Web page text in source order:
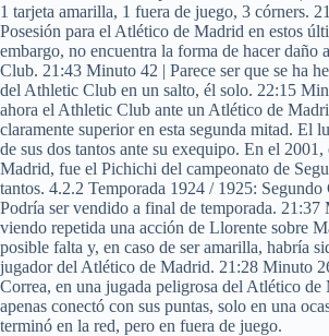
1 tarjeta amarilla, 1 fuera de juego, 3 córners.
Posesión para el Atlético de Madrid en estos
embargo, no encuentra la forma de hacer daño
Club. 21:43 Minuto 42 | Parece ser que se ha
del Athletic Club en un salto, él solo. 22:15
ahora el Athletic Club ante un Atlético de
claramente superior en esta segunda mitad. El
de sus dos tantos ante su exequipo. En el
Madrid, fue el Pichichi del campeonato de
tantos. 4.2.2 Temporada 1924 / 1925:
Podría ser vendido a final de temporada. 21:37
viendo repetida una acción de Llorente sobre
posible falta y, en caso de ser amarilla, habría
jugador del Atlético de Madrid. 21:28 Minuto
Correa, en una jugada peligrosa del Atlético
apenas conectó con sus puntas, solo en una
terminó en la red, pero en fuera de juego.